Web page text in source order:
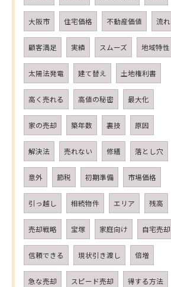
大阪市 住宅価格 不動産価値 流れ
顧客満足 実績 スムーズ 地域特性
太陽法発電 建て替え 土地権利書
高く売れる 高値の秘密 最大化
家の売却 築年数 裏技 原因
解決法 売れない 修繕 落とし穴
意外 節税 初期準備 市場価格
引っ越し 相続物件 エリア 残高
売却戦略 宝塚 家庭向け 自宅売却
信頼できる 現状引き渡し 倍増
急な売却 スピード売却 得する方法